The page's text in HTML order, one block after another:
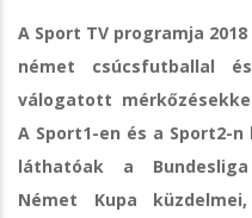
A Sport TV programja
német csúcsfutballal
válogatott
A Sport1-en és a Sport2-n
láthatóak a
Német Kupa